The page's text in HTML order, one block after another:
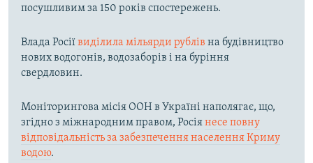
посушливим за 150 років спостережень.
Влада Росіївиділила мільярди рублів на будівництво
нових водогонів, водозаборів і на буріння
свердловин.
Моніторингова місія ООН в Україні наполягає, що,
згідно з міжнародним правом, Росіянесе повну
відповідальність за забезпечення населення Криму
водою.